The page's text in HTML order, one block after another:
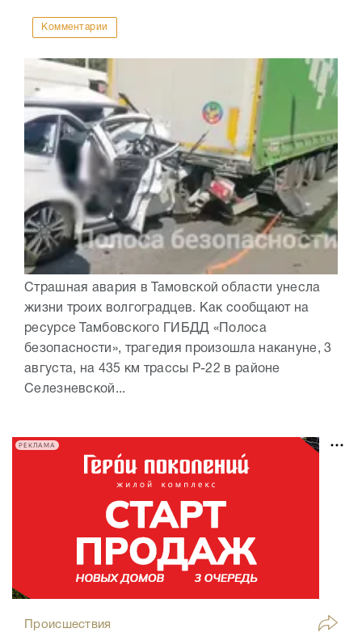
Комментарии
Страшная авария в Тамовской области унесла
жизни троих волгоградцев. Как сообщают на
ресурсе Тамбовского ГИБДД «Полоса
безопасности», трагедия произошла накануне, 3
августа, на 435 км трассы Р-22 в районе
Селезневской...
РЕКЛАМА
Происшествия